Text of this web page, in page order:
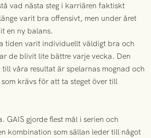
vad nästa steg i karriären faktiskt
varit bra offensivt, men under året
en ny balans.
tiden varit individuellt väldigt bra och
de blivit lite bättre varje vecka. Den
våra resultat är spelarnas mognad och
krävs för att ta steget över till
GAIS gjorde flest mål i serien och
kombination som sällan leder till något